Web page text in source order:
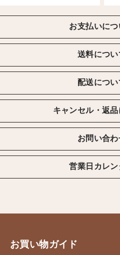
お支払いにつ
送料につい
配送につい
キャンセル・返
お問い合わ
営業日カレン
お買い物ガイド